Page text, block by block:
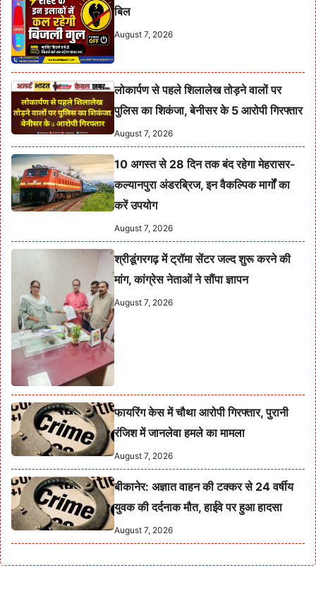
बिल
August 7, 2026
लोकार्पण से पहले शिलालेख तोड़ने वालों पर
पुलिस का शिकंजा, बेनीसर के 5 आरोपी गिरफ्तार
August 7, 2026
10 अगस्त से 28 दिन तक बंद रहेगा मेहरासर-
कल्यानपुरा अंडरब्रिज, इन वैकल्पिक मार्गों का
करें उपयोग
August 7, 2026
श्रीडूंगरगढ़ में ट्रॉमा सेंटर जल्द शुरू करने की
मांग, कांग्रेस नेताओं ने सौंपा ज्ञापन
August 7, 2026
फायरिंग केस में चौथा आरोपी गिरफ्तार, पुरानी
रंजिश में जानलेवा हमले का मामला
August 7, 2026
बीकानेर: अज्ञात वाहन की टक्कर से 24 वर्षीय
युवक की दर्दनाक मौत, हाईवे पर हुआ हादसा
August 7, 2026